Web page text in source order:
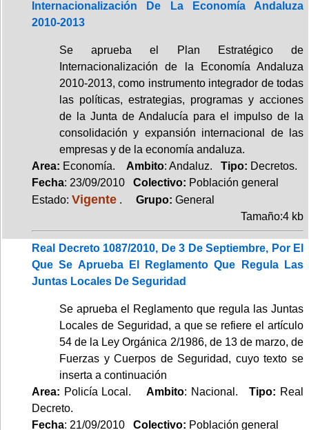
Internacionalización De La Economía Andaluza
2010-2013
Se aprueba el Plan Estratégico de
Internacionalización de la Economía Andaluza
2010-2013, como instrumento integrador de todas
las políticas, estrategias, programas y acciones
de la Junta de Andalucía para el impulso de la
consolidación y expansión internacional de las
empresas y de la economía andaluza.
Area: Economía. Ambito: Andaluz. Tipo: Decretos.
Fecha: 23/09/2010 Colectivo: Población general
Estado: Vigente . Grupo: General
Tamaño:4 kb
Real Decreto 1087/2010, De 3 De Septiembre, Por El
Que Se Aprueba El Reglamento Que Regula Las
Juntas Locales De Seguridad
Se aprueba el Reglamento que regula las Juntas
Locales de Seguridad, a que se refiere el artículo
54 de la Ley Orgánica 2/1986, de 13 de marzo, de
Fuerzas y Cuerpos de Seguridad, cuyo texto se
inserta a continuación
Area: Policía Local.Ambito: Nacional.Tipo: Real
Decreto.
Fecha: 21/09/2010 Colectivo: Población general